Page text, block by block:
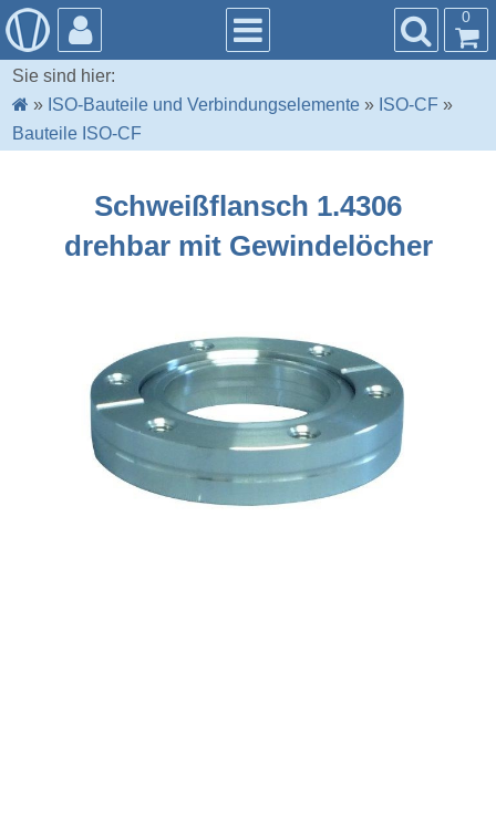
0
Sie sind hier:
» ISO-Bauteile und Verbindungselemente » ISO-CF »
Bauteile ISO-CF
Schweißflansch 1.4306
drehbar mit Gewindelöcher